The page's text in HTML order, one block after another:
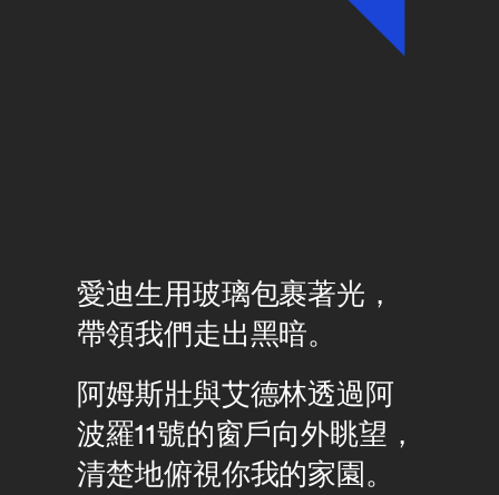
愛迪生用玻璃包裹著光，
帶領我們走出黑暗。
阿姆斯壯與艾德林透過阿
波羅11號的窗戶向外眺望，
清楚地俯視你我的家園。